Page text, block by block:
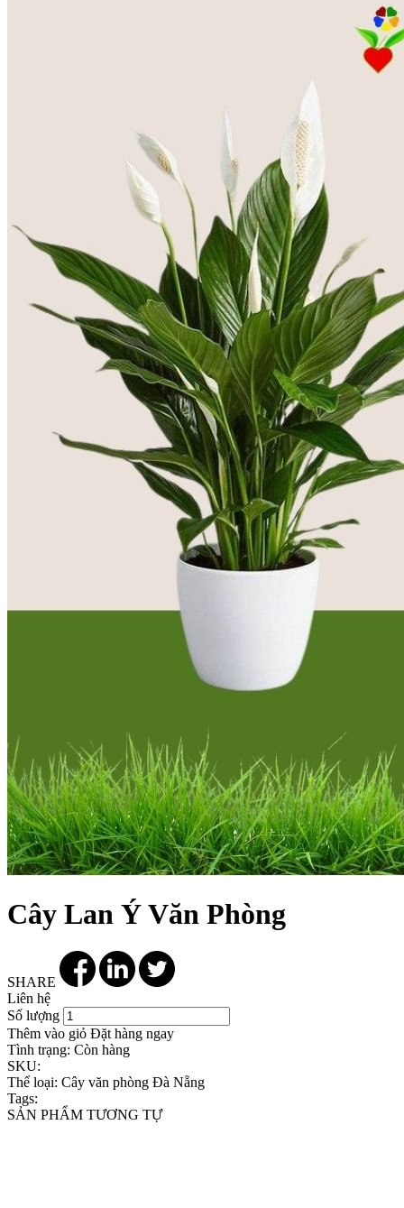
Cây Lan Ý Văn Phòng
SHARE
Liên hệ
Số lượng
Thêm vào giỏ Đặt hàng ngay
Tình trạng: Còn hàng
SKU:
Thể loại: Cây văn phòng Đà Nẵng
Tags:
SẢN PHẨM TƯƠNG TỰ